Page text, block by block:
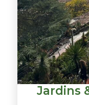
Jardins